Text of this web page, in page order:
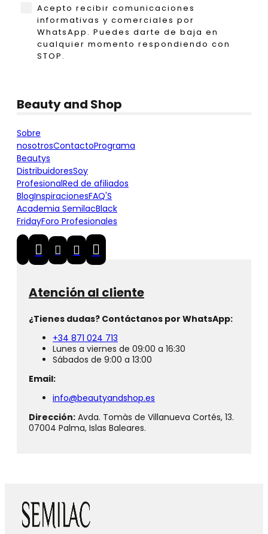
WhatsApp
Acepto recibir comunicaciones
informativas y comerciales por
WhatsApp. Puedes darte de baja en
cualquier momento respondiendo con
STOP.
Beauty and Shop
Sobre
nosotrosContactoPrograma
Beautys
DistribuidoresSoy
ProfesionalRed de afiliados
BlogInspiracionesFAQ'S
Academia SemilacBlack
FridayForo Profesionales
Atención al cliente
¿Tienes dudas? Contáctanos por WhatsApp:
+34 871 024 713
Lunes a viernes de 09:00 a 16:30
Sábados de 9:00 a 13:00
Email:
info@beautyandshop.es
Dirección: Avda. Tomàs de Villanueva Cortés, 13.
07004 Palma, Islas Baleares.